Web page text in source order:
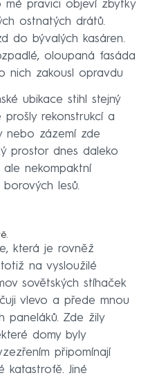
pravici objeví zbytky
ostnatých drátů.
do bývalých kasáren.
oloupaná fasáda
nich zakousl opravdu
ubikace stihl stejný
prošly rekonstrukcí a
nebo zázemí zde
prostor dnes daleko
nekompaktní
lesů.
která je rovněž
na vysloužilé
sovětských stíhaček
vlevo a přede mnou
paneláků. Zde žily
domy byly
připomínají
katastrofě. Jiné